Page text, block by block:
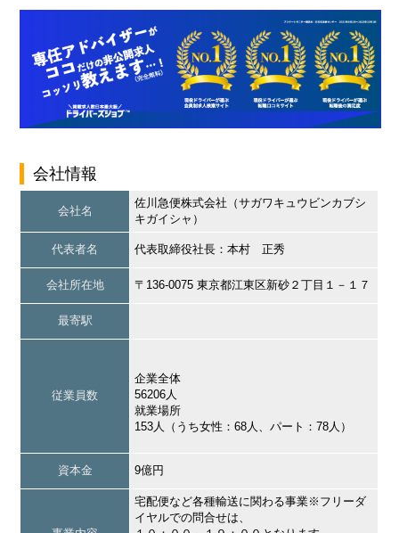
会社情報
会社名
佐川急便株式会社（サガワキュウビンカブシ
キガイシャ）
代表者名 代表取締役社長：本村 正秀
会社所在地 〒136-0075 東京都江東区新砂２丁目１－１７
最寄駅
従業員数
企業全体
56206人
就業場所
153人（うち女性：68人、パート：78人）
資本金 9億円
宅配便など各種輸送に関わる事業※フリーダ
イヤルでの問合せは、